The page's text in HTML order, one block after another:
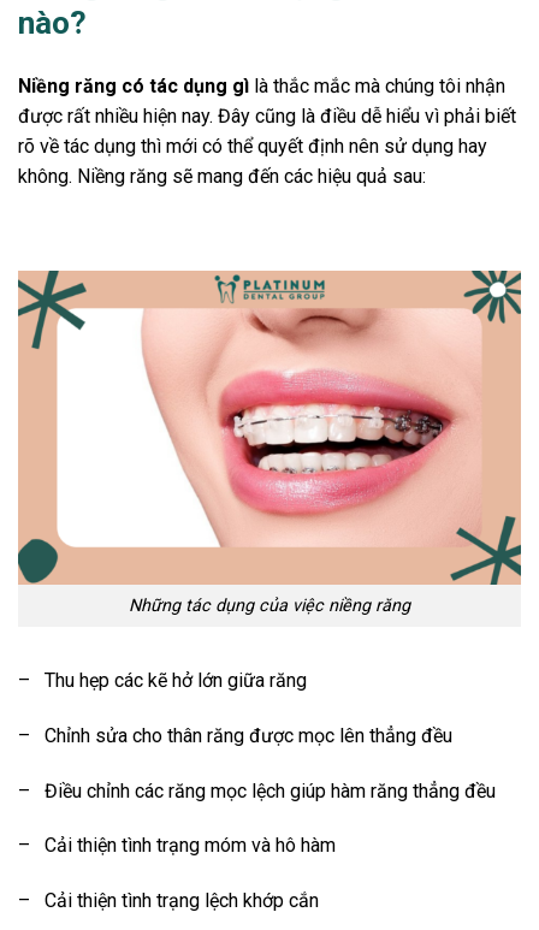
nào?
Niềng răng có tác dụng gì là thắc mắc mà chúng tôi nhận
được rất nhiều hiện nay. Đây cũng là điều dễ hiểu vì phải biết
rõ về tác dụng thì mới có thể quyết định nên sử dụng hay
không. Niềng răng sẽ mang đến các hiệu quả sau:
Những tác dụng của việc niềng răng
– Thu hẹp các kẽ hở lớn giữa răng
– Chỉnh sửa cho thân răng được mọc lên thẳng đều
– Điều chỉnh các răng mọc lệch giúp hàm răng thẳng đều
– Cải thiện tình trạng móm và hô hàm
– Cải thiện tình trạng lệch khớp cắn